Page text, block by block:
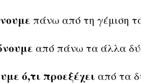
πάνω από τη γέμιση
από πάνω τα άλλα
ό,τι προεξέχει από τα